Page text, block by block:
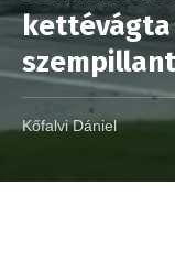
kettévágta
Kőfalvi Dániel